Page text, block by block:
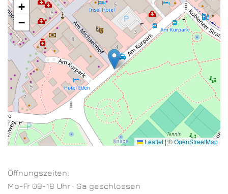
+
−
Leaflet|©OpenStreetMap
Öffnungszeiten:
Mo-Fr 09-18 Uhr · Sa geschlossen